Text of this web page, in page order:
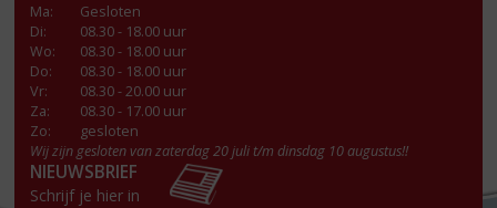
Ma:
Gesloten
Di:
08.30 - 18.00 uur
Wo:
08.30 - 18.00 uur
Do:
08.30 - 18.00 uur
Vr:
08.30 - 20.00 uur
Za:
08.30 - 17.00 uur
Zo:
gesloten
Wij zijn gesloten van zaterdag 20 juli t/m dinsdag 10 augustus!!
NIEUWSBRIEF
Schrijf je hier in